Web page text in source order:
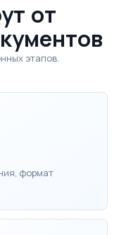
от
этапов.
формат